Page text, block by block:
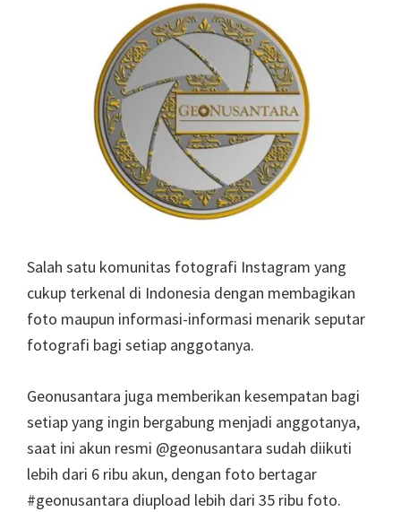
Salah satu komunitas fotografi Instagram yang
cukup terkenal di Indonesia dengan membagikan
foto maupun informasi-informasi menarik seputar
fotografi bagi setiap anggotanya.
Geonusantara juga memberikan kesempatan bagi
setiap yang ingin bergabung menjadi anggotanya,
saat ini akun resmi @geonusantara sudah diikuti
lebih dari 6 ribu akun, dengan foto bertagar
#geonusantara diupload lebih dari 35 ribu foto.